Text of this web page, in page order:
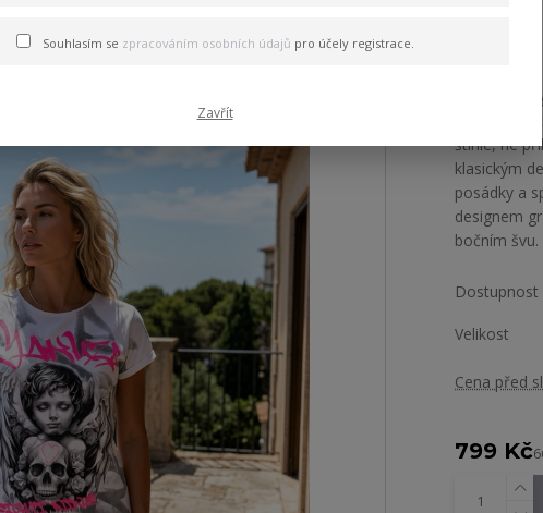
Urban T-Shirt Dress
Dámské
tričkem v
štíhlé, ne
klasickým
posádky a
designem
bočním
Dostupnost
Velikost
Cena před
799 Kč
Souhlasím se zpracováním osobních údajů pro účely registrace.
Zavřít